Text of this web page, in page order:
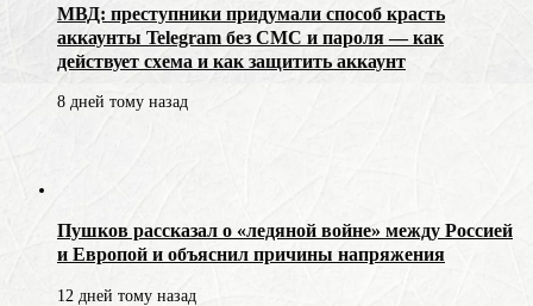
МВД: преступники придумали способ красть
аккаунты Telegram без СМС и пароля — как
действует схема и как защитить аккаунт
8 дней тому назад
Пушков рассказал о «ледяной войне» между Россией
и Европой и объяснил причины напряжения
12 дней тому назад